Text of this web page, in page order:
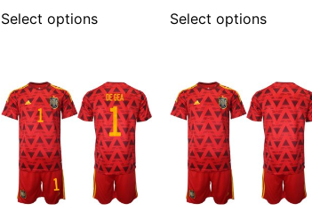
Select options Select options